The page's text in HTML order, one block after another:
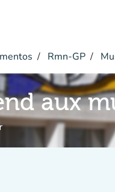
Rmn-GP
aux